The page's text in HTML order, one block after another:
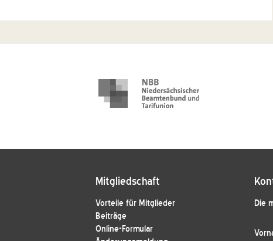
Mitgliedschaft
Vorteile für Mitglieder
Beiträge
Online-Formular
Die